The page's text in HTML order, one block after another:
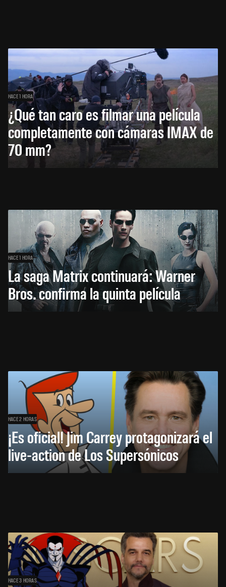
HACE 1 HORA
¿Qué tan caro es filmar una película
completamente con cámaras IMAX de
70 mm?
HACE 1 HORA
La saga Matrix continuará: Warner
Bros. confirma la quinta película
HACE 2 HORAS
¡Es oficial! Jim Carrey protagonizará el
live-action de Los Supersónicos
HACE 3 HORAS